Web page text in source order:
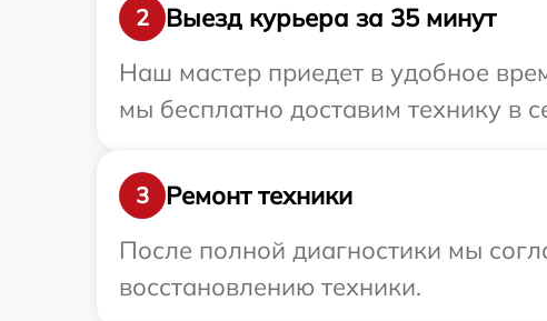
2
Выезд курьера за 35 минут
Наш мастер приедет в удобное
мы бесплатно доставим технику в
3
Ремонт техники
После полной диагностики мы
восстановлению техники.